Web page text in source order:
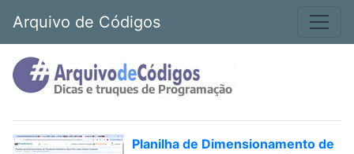
Arquivo de Códigos
Planilha de Dimensionamento de